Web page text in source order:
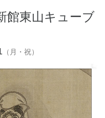
館東山キューブ
（月・祝）